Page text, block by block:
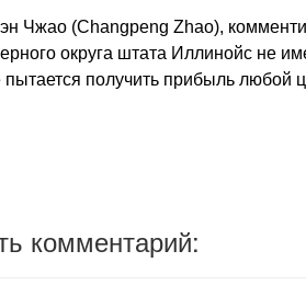
Чжао (Changpeng Zhao),
округа штата Иллинойс не
получить прибыль любой
комментарий: